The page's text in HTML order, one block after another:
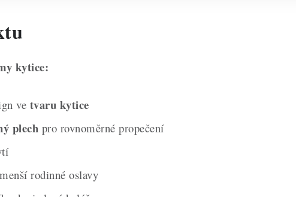
kytice:
ve tvaru kytice
plech pro rovnoměrné propečení
rodinné oslavy